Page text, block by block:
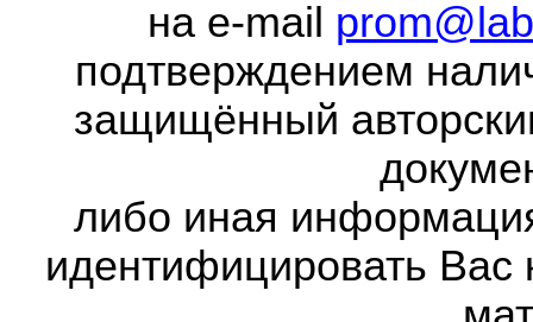
на e-mail
подтверждением
защищённый
либо иная
идентифицировать Вас